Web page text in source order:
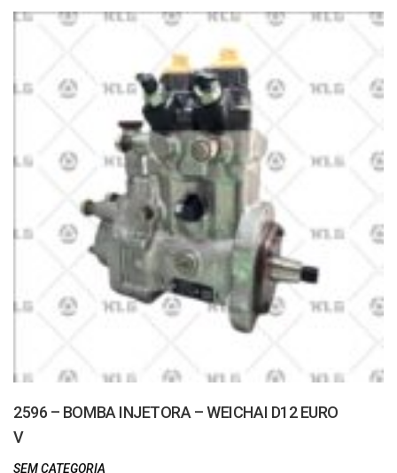
2596 – BOMBA INJETORA – WEICHAI D12 EURO
V
SEM CATEGORIA